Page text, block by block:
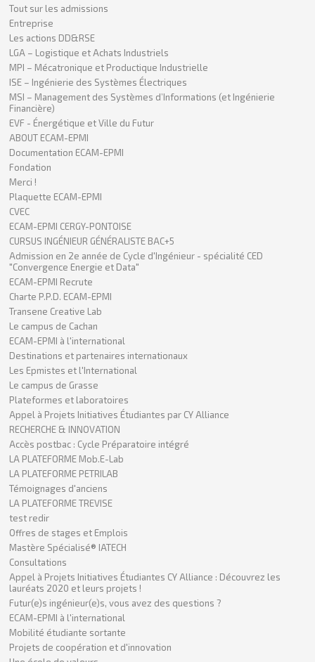
Tout sur les admissions
Entreprise
Les actions DD&RSE
LGA – Logistique et Achats Industriels
MPI – Mécatronique et Productique Industrielle
ISE – Ingénierie des Systèmes Électriques
MSI – Management des Systèmes d’Informations (et Ingénierie
Financière)
EVF - Énergétique et Ville du Futur
ABOUT ECAM-EPMI
Documentation ECAM-EPMI
Fondation
Merci !
Plaquette ECAM-EPMI
CVEC
ECAM-EPMI CERGY-PONTOISE
CURSUS INGÉNIEUR GÉNÉRALISTE BAC+5
Admission en 2e année de Cycle d'Ingénieur - spécialité CED
"Convergence Energie et Data"
ECAM-EPMI Recrute
Charte P.P.D. ECAM-EPMI
Transene Creative Lab
Le campus de Cachan
ECAM-EPMI à l'international
Destinations et partenaires internationaux
Les Epmistes et l'International
Le campus de Grasse
Plateformes et laboratoires
Appel à Projets Initiatives Étudiantes par CY Alliance
RECHERCHE & INNOVATION
Accès postbac : Cycle Préparatoire intégré
LA PLATEFORME Mob.E-Lab
LA PLATEFORME PETRILAB
Témoignages d'anciens
LA PLATEFORME TREVISE
test redir
Offres de stages et Emplois
Mastère Spécialisé® IATECH
Consultations
Appel à Projets Initiatives Étudiantes CY Alliance : Découvrez les
lauréats 2020 et leurs projets !
Futur(e)s ingénieur(e)s, vous avez des questions ?
ECAM-EPMI à l'international
Mobilité étudiante sortante
Projets de coopération et d'innovation